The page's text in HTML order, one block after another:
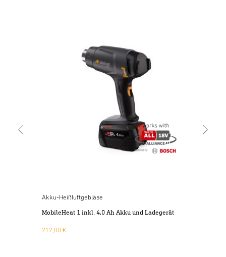
Akku-Heißluftgebläse
MobileHeat 1 inkl. 4,0 Ah Akku und Ladegerät
212,00 €